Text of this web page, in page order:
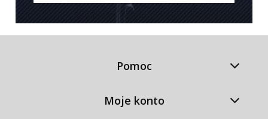
Pomoc
Moje konto